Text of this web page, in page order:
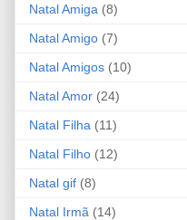
Natal Amiga (8)
Natal Amigo (7)
Natal Amigos (10)
Natal Amor (24)
Natal Filha (11)
Natal Filho (12)
Natal gif (8)
Natal Irmã (14)